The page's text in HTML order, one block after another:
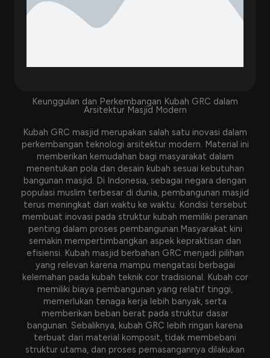
Keunggulan dan Perkembangan Kubah GRC dalam
Arsitektur Masjid Modern
Kubah GRC masjid merupakan salah satu inovasi dalam
perkembangan teknologi arsitektur modern. Material ini
memberikan kemudahan bagi masyarakat dalam
menentukan pola dan desain kubah sesuai kebutuhan
bangunan masjid. Di Indonesia, sebagai negara dengan
populasi muslim terbesar di dunia, pembangunan masjid
terus meningkat dari waktu ke waktu. Kondisi tersebut
membuat inovasi pada struktur kubah memiliki peranan
penting dalam proses pembangunan.Masyarakat kini
semakin mempertimbangkan aspek kepraktisan dan
efisiensi. Kubah masjid berbahan GRC menjadi pilihan
yang relevan karena mampu mengatasi berbagai
kelemahan pada kubah teknik cor tradisional. Kubah cor
memiliki biaya pembangunan yang relatif tinggi,
memerlukan tenaga kerja lebih banyak, serta
memberikan beban berat pada struktur dasar
bangunan. Sebaliknya, kubah GRC lebih ringan karena
terbuat dari material komposit, tidak membebani
struktur utama, dan proses pemasangannya dilakukan